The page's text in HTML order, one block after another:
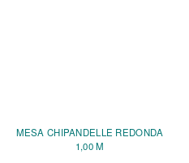
MESA CHIPANDELLE REDONDA
1,00 M